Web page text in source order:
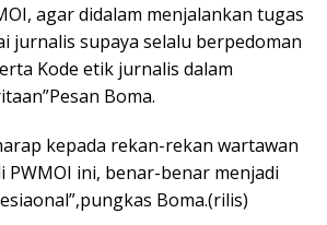
agar didalam menjalankan tugas
jurnalis supaya selalu berpedoman
Kode etik jurnalis dalam
Boma.
kepada rekan-rekan wartawan
ini, benar-benar menjadi
Boma.(rilis)